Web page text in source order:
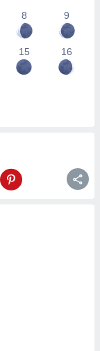
8 9
15 16